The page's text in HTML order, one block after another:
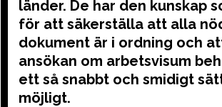
länder. De har den kunskap
för att säkerställa att alla
dokument är i ordning och
ansökan om arbetsvisum
ett så snabbt och smidigt
möjligt.